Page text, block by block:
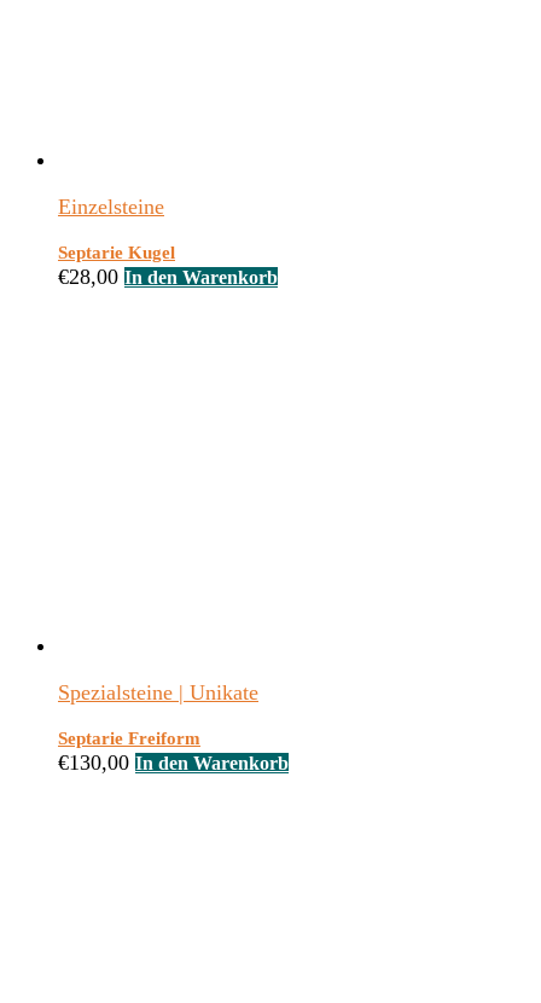
Einzelsteine
Septarie Kugel
€28,00 In den Warenkorb
Spezialsteine | Unikate
Septarie Freiform
€130,00 In den Warenkorb